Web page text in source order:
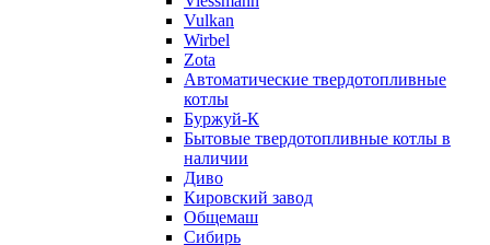
Vulkan
Wirbel
Zota
Автоматические твердотопливные
котлы
Буржуй-К
Бытовые твердотопливные котлы в
наличии
Диво
Кировский завод
Общемаш
Сибирь